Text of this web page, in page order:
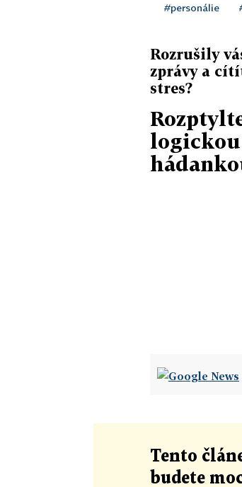
#personálie
Rozrušily
zprávy a
stres?
logickou
Tento
budete